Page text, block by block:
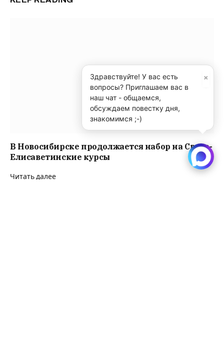
В Новосибирске продолжается набор на Свято-
Елисаветинские курсы
Читать далее
×
Здравствуйте! У вас есть
вопросы? Приглашаем вас в
наш чат - общаемся,
обсуждаем повестку дня,
знакомимся ;-)